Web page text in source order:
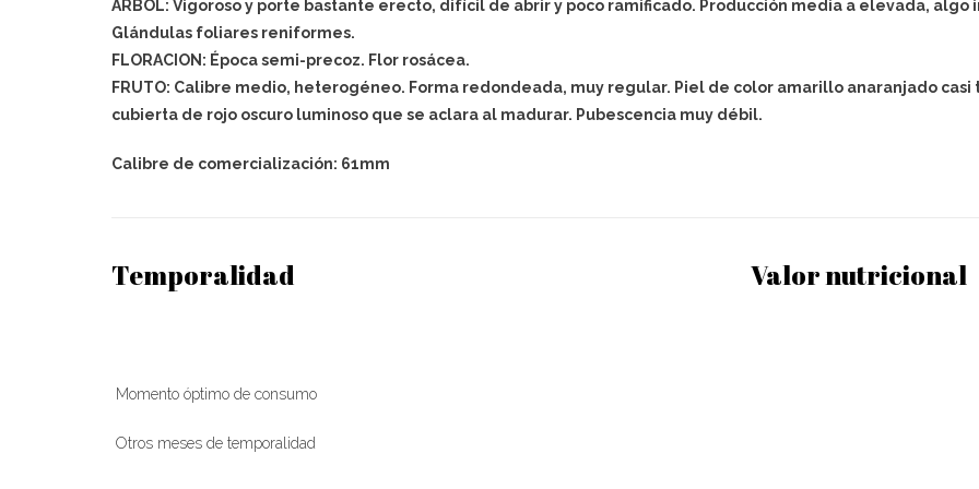
ÁRBOL: Vigoroso y porte bastante erecto, difícil de abrir y poco ramificado. Producción media a elevada, algo
Glándulas foliares reniformes.
FLORACION: Época semi-precoz. Flor rosácea.
FRUTO: Calibre medio, heterogéneo. Forma redondeada, muy regular. Piel de color amarillo anaranjado
cubierta de rojo oscuro luminoso que se aclara al madurar. Pubescencia muy débil.
Calibre de comercialización: 61mm
Temporalidad
Momento óptimo de consumo
Otros meses de temporalidad
Valor nutricional